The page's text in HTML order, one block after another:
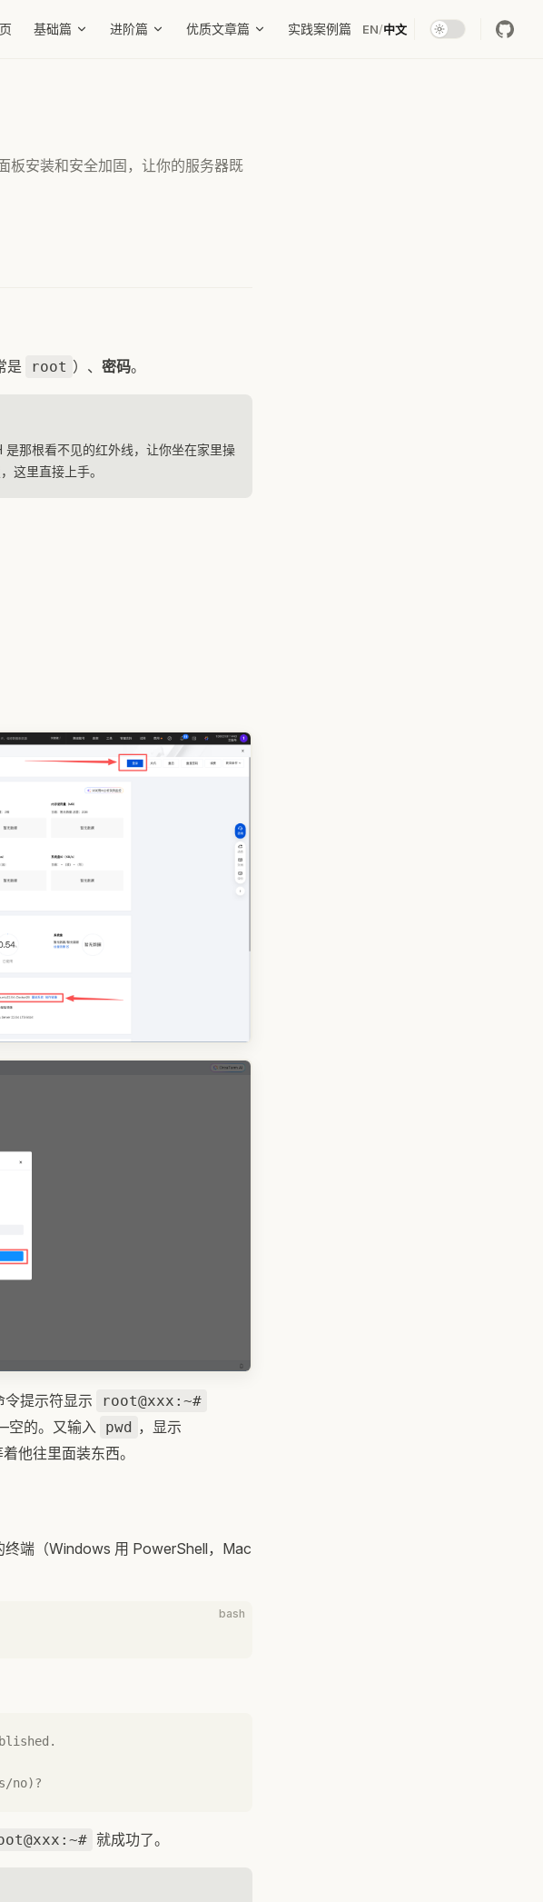
基础篇 进阶篇 优质文章篇 实践案例篇 EN/中文
板安装和安全加固，让你的服务器既
是 root ）、 密码。
那根看不见的红外线，让你坐在家里操
这里直接上手。
提示符显示 root@xxx:~#
的。又输入 pwd ，显示
他往里面装东西。
端（Windows 用 PowerShell，Mac
bash
no)?
就成功了。